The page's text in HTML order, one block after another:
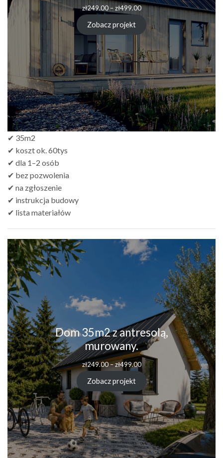
zł249.00 – zł499.00
Zobacz projekt
✔ 35m2
✔ koszt ok. 60tys
✔ dla 1–2 osób
✔ bez pozwolenia
✔ na zgłoszenie
✔ instrukcja budowy
✔ lista materiałów
Dom 35m2 z antresolą,
murowany.
zł249.00–zł499.00
Zobacz projekt